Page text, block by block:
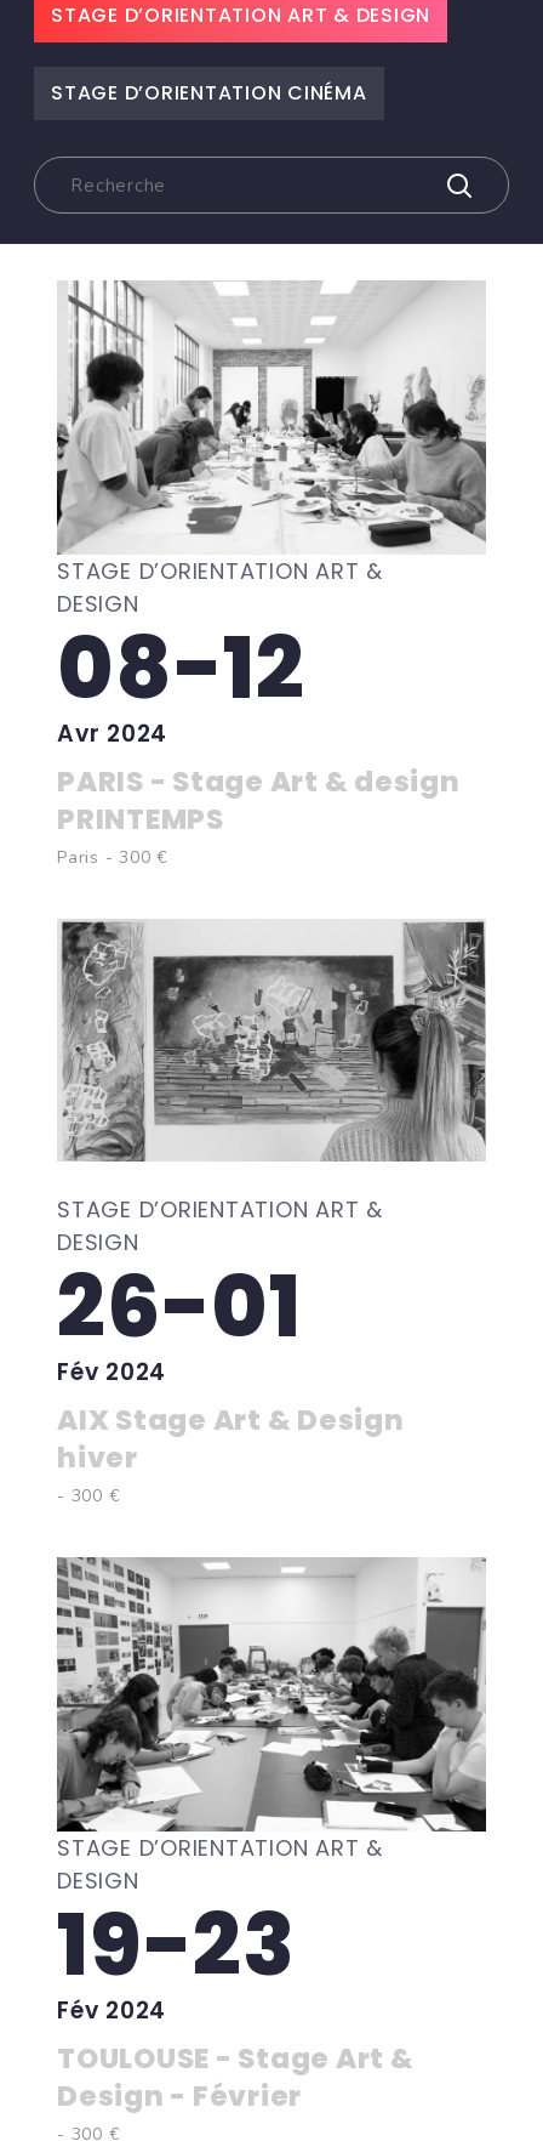
STAGE D’ORIENTATION ART & DESIGN
STAGE D’ORIENTATION CINÉMA
STAGE D’ORIENTATION ART &
DESIGN
08-12
Avr 2024
PARIS - Stage Art & design
PRINTEMPS
Paris - 300 €
STAGE D’ORIENTATION ART &
DESIGN
26-01
Fév 2024
AIX Stage Art & Design
hiver
- 300 €
STAGE D’ORIENTATION ART &
DESIGN
19-23
Fév 2024
TOULOUSE - Stage Art &
Design - Février
- 300 €